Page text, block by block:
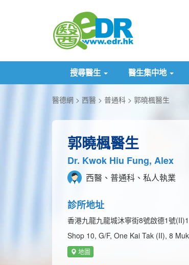
搜尋醫生 醫生集中地
醫德網 西醫 普通科 郭曉楓醫生
郭曉楓醫生
Dr. Kwok Hiu Fung, Alex
西醫、普通科、私人執業
診所地址
香港九龍九龍城沐寧街8號啟德1號
Shop 10, G/F, One Kai Tak (II), 8
地圖